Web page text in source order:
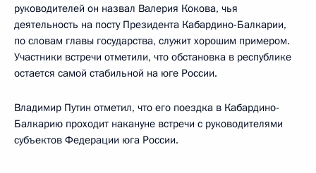
руководителей он назвал Валерия Кокова, чья
деятельность на посту Президента Кабардино-Балкарии,
по словам главы государства, служит хорошим примером.
Участники встречи отметили, что обстановка в республике
остается самой стабильной на юге России.
Владимир Путин отметил, что его поездка в Кабардино-
Балкарию проходит накануне встречи с руководителями
субъектов Федерации юга России.